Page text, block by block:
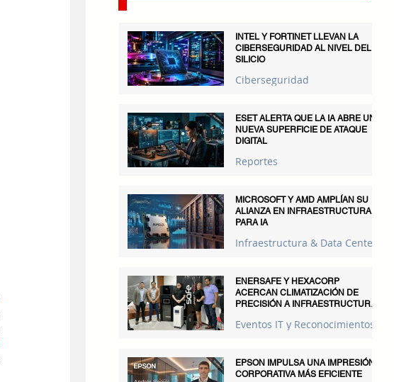
INTEL Y FORTINET LLEVAN LA
CIBERSEGURIDAD AL NIVEL DEL
SILICIO
Ciberseguridad
ESET ALERTA QUE LA IA ABRE UNA
NUEVA SUPERFICIE DE ATAQUE
DIGITAL
Reportes
MICROSOFT Y AMD AMPLÍAN SU
ALIANZA EN INFRAESTRUCTURA
PARA IA
Infraestructura & Data Centers
ENERSAFE Y HEXACORP
ACERCAN CLIMATIZACIÓN DE
PRECISIÓN A INFRAESTRUCTURAS
Eventos IT y Reconocimientos
EPSON IMPULSA UNA IMPRESIÓN
CORPORATIVA MÁS EFICIENTE